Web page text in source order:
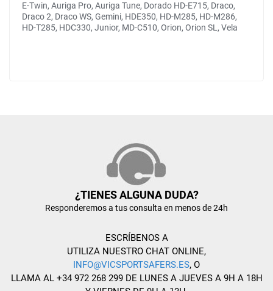
E-Twin, Auriga Pro, Auriga Tune, Dorado HD-E715, Draco,
Draco 2, Draco WS, Gemini, HDE350, HD-M285, HD-M286,
HD-T285, HDC330, Junior, MD-C510, Orion, Orion SL, Vela
¿TIENES ALGUNA DUDA?
Responderemos a tus consulta en menos de 24h
ESCRÍBENOS A
UTILIZA NUESTRO CHAT ONLINE,
INFO@VICSPORTSAFERS.ES, O
LLAMA AL +34 972 268 299 DE LUNES A JUEVES A 9H A 18H